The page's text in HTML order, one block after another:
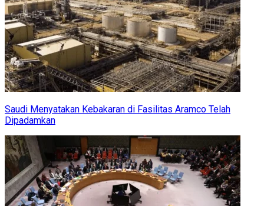
Saudi Menyatakan Kebakaran di Fasilitas Aramco Telah
Dipadamkan